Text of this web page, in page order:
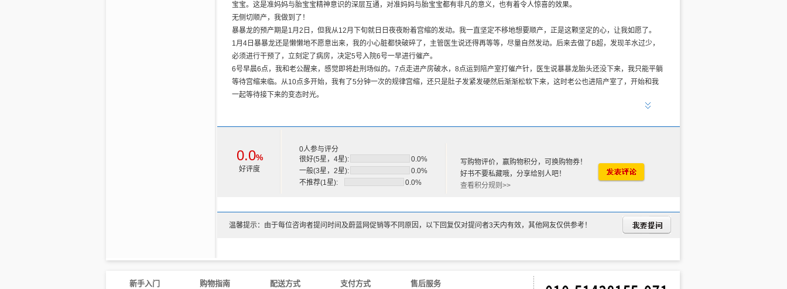
第四章10种孕期运动利弊大揭底
1. 散步
2. 慢跑
3. 爬楼梯
4. 分娩球
5. 骑自行车
6. 游泳
10. 凯格尔运动
第五章 准妈妈道的37个运动胎教小问题
1. 准妈妈练习瑜伽安全吗？
3. 没有运动基础的准妈妈可以练习瑜伽吗？
4. 练完瑜伽感到腿酸，正常吗？
8. 身体水肿了能运动吗？
宝宝。这是准妈妈与胎宝宝精神意识的深层互通，对准妈妈与胎宝宝都有非凡的意义，也有着令人惊喜的效果。
无侧切顺产，我做到了！
暴暴龙的预产期是1月2日，但我从12月下旬就日日夜夜盼着宫缩的发动。我一直坚定不移地想要顺产，正是这颗坚定的心，让我如愿了。
1月4日暴暴龙还是懒懒地不愿意出来，我的小心脏都快破碎了，主管医生说还得再等等，尽量自然发动。后来去做了B超，发现羊水过少，
必须进行干预了，立刻定了病房，决定5号入院6号一早进行催产。
6号早晨6点，我和老公醒来，感觉即将赴刑场似的。7点走进产房破水，8点运到陪产室打催产针，医生说暴暴龙胎头还没下来，我只能平躺
等待宫缩来临。从10点多开始，我有了5分钟一次的规律宫缩，还只是肚子发紧发硬然后渐渐松软下来，这时老公也进陪产室了，开始和我
一起等待接下来的变态时光。
我逐渐感到越来越疼，老公开始帮我一起呼吸减痛，吸234吐234，每次宫缩老公在一边喊口令。宫缩越来越频繁，深呼吸的频率也越来越
的口号，但我根本跟不上。14点左右，大夫竟然说宫缩力度不够，还要加催产素，也就意味着要有更加频繁痛苦的阵痛。我内心的小宇宙爆
发了，心想不能就这样坐以待毙，我要主动发力，不能再加快滴催产素了。老公搂着我的腰，我躺在他怀里，每一次宫缩来临我都用腹部力
量不断往下顶（类似你便秘了一年需要挤出大便的感觉）。这一个小时我撑得脸色惨白满头大汗，老公心疼
0.0%
好评度
0人参与评分
很好(5星，4星):
0.0%
一般(3星，2星):
0.0%
不推荐(1星):
0.0%
写购物评价，赢购物积分，可换购物券！
好书不要私藏哦，分享给别人吧！
查看积分规则>>
温馨提示：由于每位咨询者提问时间及蔚蓝网促销等不同原因，以下回复仅对提问者3天内有效，其他网友仅供参考！
新手入门 购物指南 配送方式 支付方式 售后服务